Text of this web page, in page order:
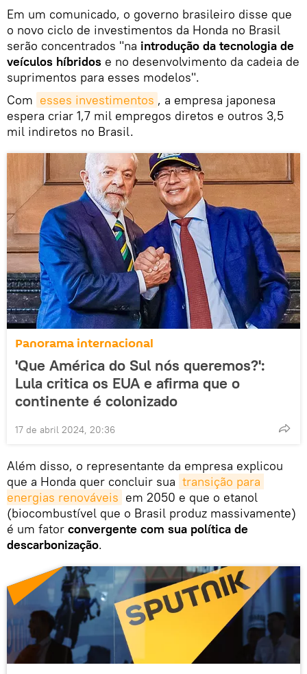
Em um comunicado, o governo brasileiro disse que
o novo ciclo de investimentos da Honda no Brasil
serão concentrados "na introdução da tecnologia de
veículos híbridos e no desenvolvimento da cadeia de
suprimentos para esses modelos".
Com esses investimentos , a empresa japonesa
espera criar 1,7 mil empregos diretos e outros 3,5
mil indiretos no Brasil.
Panorama internacional
'Que América do Sul nós queremos?':
Lula critica os EUA e afirma que o
continente é colonizado
17 de abril 2024, 20:36
Além disso, o representante da empresa explicou
que a Honda quer concluir sua transição para
energias renováveis ​​em 2050 e que o etanol
(biocombustível que o Brasil produz massivamente)
é um fator convergente com sua política de
descarbonização.